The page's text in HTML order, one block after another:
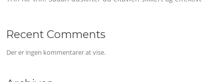
Recent Comments
Der er ingen kommentarer at vise.